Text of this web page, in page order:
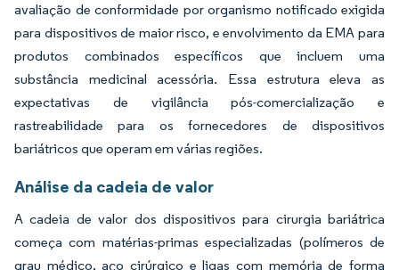
avaliação de conformidade por organismo notificado exigida
para dispositivos de maior risco, e envolvimento da EMA para
produtos combinados específicos que incluem uma
substância medicinal acessória. Essa estrutura eleva as
expectativas de vigilância pós-comercialização e
rastreabilidade para os fornecedores de dispositivos
bariátricos que operam em várias regiões.
Análise da cadeia de valor
A cadeia de valor dos dispositivos para cirurgia bariátrica
começa com matérias-primas especializadas (polímeros de
grau médico, aço cirúrgico e ligas com memória de forma